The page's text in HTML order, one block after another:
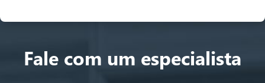
Fale com um especialista